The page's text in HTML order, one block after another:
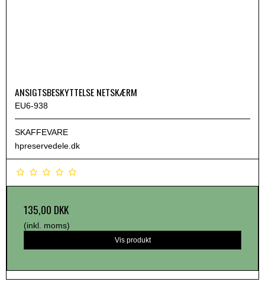
ANSIGTSBESKYTTELSE NETSKÆRM
EU6-938
SKAFFEVARE
hpreservedele.dk
135,00 DKK
(inkl. moms)
Vis produkt